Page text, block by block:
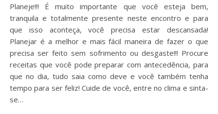
Planeje!!! É muito importante que você esteja bem,
tranquila e totalmente presente neste encontro e para
que isso aconteça, você precisa estar descansada!
Planejar é a melhor e mais fácil maneira de fazer o que
precisa ser feito sem sofrimento ou desgaste!!! Procure
receitas que você pode preparar com antecedência, para
que no dia, tudo saia como deve e você também tenha
tempo para ser feliz! Cuide de você, entre no clima e sinta-
se…